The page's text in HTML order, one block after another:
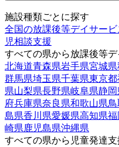
施設種類ごとに探す
全国の放課後等デイサービ
児相談支援
すべての県から放課後等
北海道青森県岩手県宮城県
群馬県埼玉県千葉県東京都
県山梨県長野県岐阜県静岡
府兵庫県奈良県和歌山県
島県香川県愛媛県高知県福
崎県鹿児島県沖縄県
すべての県から児童発達